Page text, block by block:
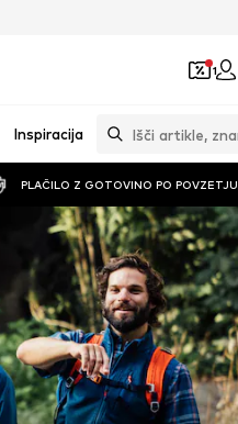
1
Inspiracija
PLAČILO Z GOTOVINO PO POVZETJU